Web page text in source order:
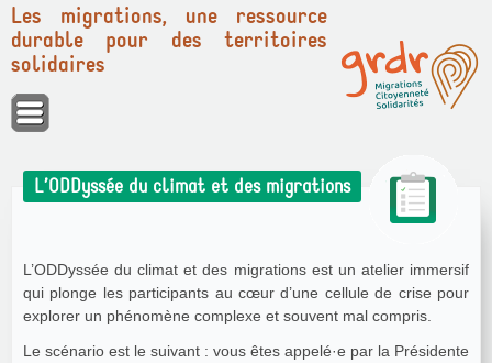
Panneau de gestion des cookies
Les migrations, une ressource
durable pour des territoires
solidaires
L’ODDyssée du climat et des migrations
L’ODDyssée du climat et des migrations est un atelier immersif
qui plonge les participants au cœur d’une cellule de crise pour
explorer un phénomène complexe et souvent mal compris.
Le scénario est le suivant : vous êtes appelé·e par la Présidente